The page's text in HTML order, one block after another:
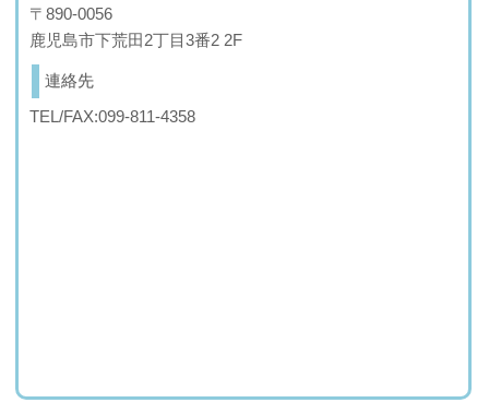
〒890-0056
鹿児島市下荒田2丁目3番2 2F
連絡先
TEL/FAX:099-811-4358